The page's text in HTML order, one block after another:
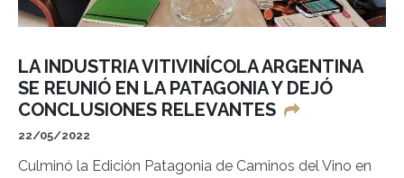
LA INDUSTRIA VITIVINÍCOLA ARGENTINA
SE REUNIÓ EN LA PATAGONIA Y DEJÓ
CONCLUSIONES RELEVANTES
22/05/2022
Culminó la Edición Patagonia de Caminos del Vino en